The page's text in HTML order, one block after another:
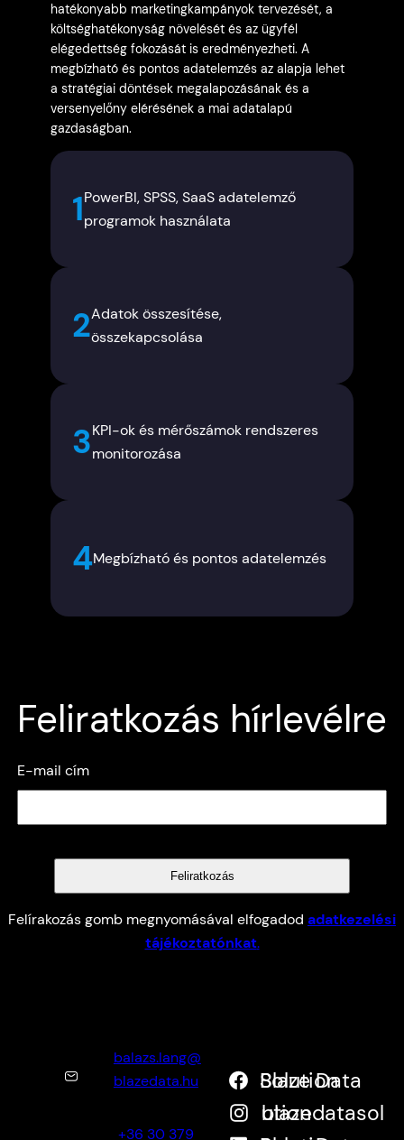
hatékonyabb marketingkampányok tervezését, a
költséghatékonyság növelését és az ügyfél
elégedettség fokozását is eredményezheti. A
megbízható és pontos adatelemzés az alapja lehet
a stratégiai döntések megalapozásának és a
versenyelőny elérésének a mai adatalapú
gazdaságban.
1PowerBI, SPSS, SaaS adatelemző
programok használata
2Adatok összesítése,
összekapcsolása
3KPI-ok és mérőszámok rendszeres
monitorozása
4Megbízható és pontos adatelemzés
Feliratkozás hírlevélre
E-mail cím
Felírakozás gomb megnyomásával elfogadod adatkezelési
tájékoztatónkat.
balazs.lang@
blazedata.hu
+36 30 379
Blaze Data Solution
blazedatasolution